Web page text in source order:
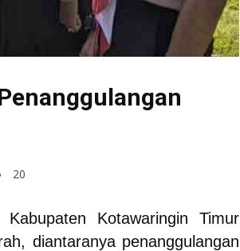
20
Kotawaringin Timur
diantaranya penanggulangan